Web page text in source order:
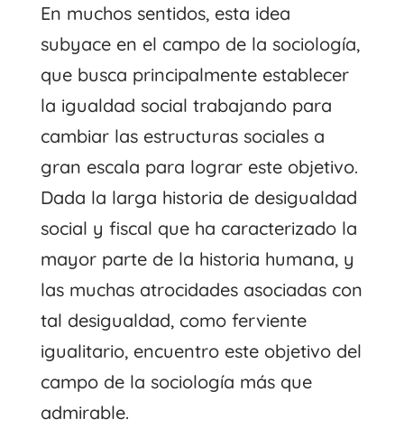
En muchos sentidos, esta idea
subyace en el campo de la sociología,
que busca principalmente establecer
la igualdad social trabajando para
cambiar las estructuras sociales a
gran escala para lograr este objetivo.
Dada la larga historia de desigualdad
social y fiscal que ha caracterizado la
mayor parte de la historia humana, y
las muchas atrocidades asociadas con
tal desigualdad, como ferviente
igualitario, encuentro este objetivo del
campo de la sociología más que
admirable.